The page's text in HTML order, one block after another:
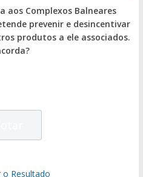
aos Complexos Balneares
prevenir e desincentivar
produtos a ele associados.
o Resultado